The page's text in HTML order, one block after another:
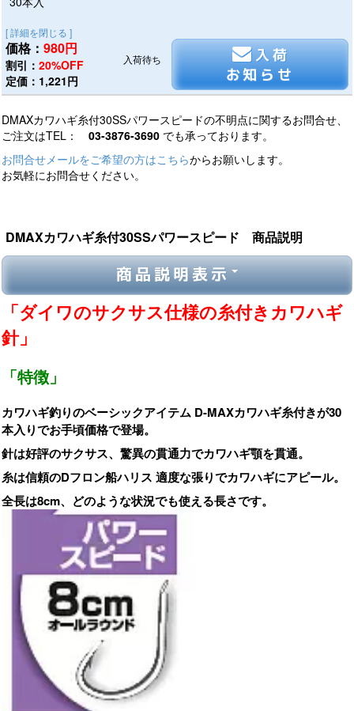
[ 詳細を閉じる ]
価格： 980円
割引： 20%OFF
定価：1,221円
入荷
お知らせ
入荷待ち
DMAXカワハギ糸付30SSパワースピードの不明点に関するお問合せ、
ご注文はTEL： 03-3876-3690 でも承っております。
お問合せメールをご希望の方はこちらからお願いします。
お気軽にお問合せください。
DMAXカワハギ糸付30SSパワースピード 商品説明
商品説明表示
「ダイワのサクサス仕様の糸付きカワハギ
針」
「特徴」
カワハギ釣りのベーシックアイテム D-MAXカワハギ糸付きが30
本入りでお手頃価格で登場。
針は好評のサクサス、驚異の貫通力でカワハギ顎を貫通。
糸は信頼のDフロン船ハリス 適度な張りでカワハギにアピール。
全長は8cm、どのような状況でも使える長さです。